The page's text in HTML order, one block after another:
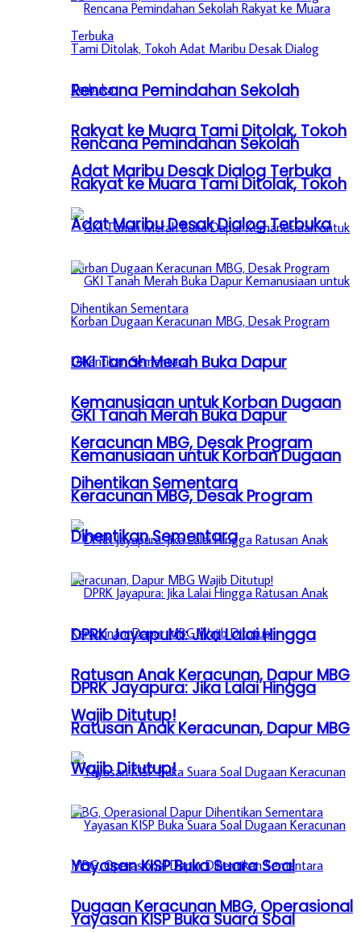
Rencana Pemindahan Sekolah
Rakyat ke Muara Tami Ditolak, Tokoh
Adat Maribu Desak Dialog Terbuka
GKI Tanah Merah Buka Dapur
Kemanusiaan untuk Korban Dugaan
Keracunan MBG, Desak Program
Dihentikan Sementara
DPRK Jayapura: Jika Lalai Hingga
Ratusan Anak Keracunan, Dapur MBG
Wajib Ditutup!
Yayasan KISP Buka Suara Soal
Dugaan Keracunan MBG, Operasional
Rencana Pemindahan Sekolah
Rakyat ke Muara Tami Ditolak, Tokoh
Adat Maribu Desak Dialog Terbuka
GKI Tanah Merah Buka Dapur
Kemanusiaan untuk Korban Dugaan
Keracunan MBG, Desak Program
Dihentikan Sementara
DPRK Jayapura: Jika Lalai Hingga
Ratusan Anak Keracunan, Dapur MBG
Wajib Ditutup!
Yayasan KISP Buka Suara Soal